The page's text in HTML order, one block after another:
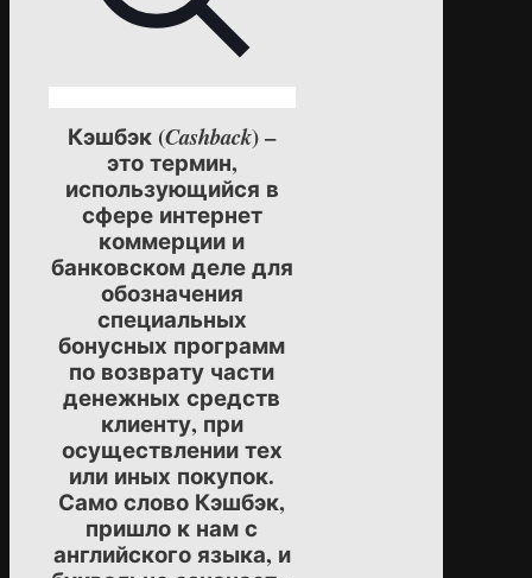
Кэшбэк (Cashback) –
это термин,
использующийся в
сфере интернет
коммерции и
банковском деле для
обозначения
специальных
бонусных программ
по возврату части
денежных средств
клиенту, при
осуществлении тех
или иных покупок.
Само слово Кэшбэк,
пришло к нам с
английского языка, и